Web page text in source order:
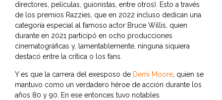
directores, películas, guionistas, entre otros). Esto a través
de los premios Razzies, que en 2022 incluso dedican una
categoría especial al famoso actor Bruce Willis, quien
durante en 2021 participó en ocho producciones
cinematográficas y, lamentablemente, ninguna siquiera
destacó entre la crítica o los fans.
Y es que la carrera del exesposo de Demi Moore , quien se
mantuvo como un verdadero héroe de acción durante los
años 80 y 90. En ese entonces tuvo notables